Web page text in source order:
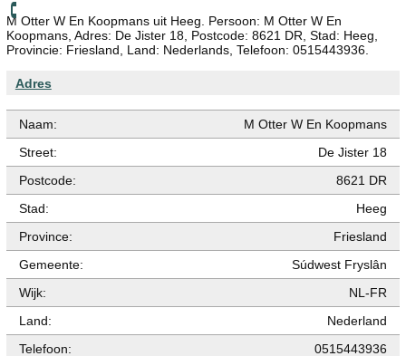
M Otter W En Koopmans uit Heeg. Persoon: M Otter W En
Koopmans, Adres: De Jister 18, Postcode: 8621 DR, Stad: Heeg,
Provincie: Friesland, Land: Nederlands, Telefoon: 0515443936.
Adres
Naam:
M Otter W En Koopmans
Street:
De Jister 18
Postcode:
8621 DR
Stad:
Heeg
Province:
Friesland
Gemeente:
Súdwest Fryslân
Wijk:
NL-FR
Land:
Nederland
Telefoon:
0515443936